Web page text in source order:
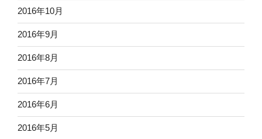
2016年10月
2016年9月
2016年8月
2016年7月
2016年6月
2016年5月